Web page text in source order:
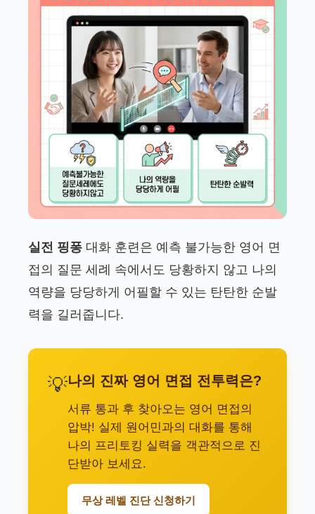
실전 핑퐁 대화 훈련은 예측 불가능한 영어 면
접의 질문 세례 속에서도 당황하지 않고 나의
역량을 당당하게 어필할 수 있는 탄탄한 순발
력을 길러줍니다.
💡나의 진짜 영어 면접 전투력은?
서류 통과 후 찾아오는 영어 면접의
압박! 실제 원어민과의 대화를 통해
나의 프리토킹 실력을 객관적으로 진
단받아 보세요.
무상 레벨 진단 신청하기